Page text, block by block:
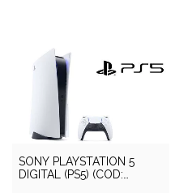
SONY PLAYSTATION 5
DIGITAL (PS5) (COD: